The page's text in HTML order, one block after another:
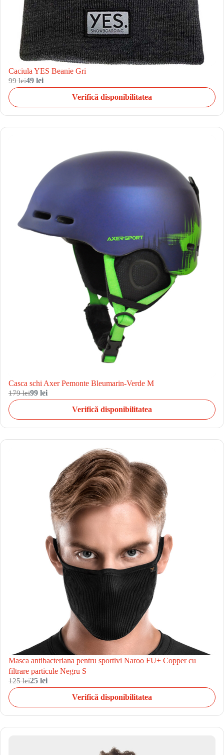
Caciula YES Beanie Gri
99 lei49 lei
Verifică disponibilitatea
Casca schi Axer Pemonte Bleumarin-Verde M
179 lei99 lei
Verifică disponibilitatea
Masca antibacteriana pentru sportivi Naroo FU+ Copper cu
filtrare particule Negru S
125 lei25 lei
Verifică disponibilitatea